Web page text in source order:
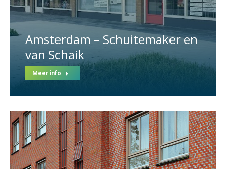
Amsterdam – Schuitemaker en
van Schaik
Meer info